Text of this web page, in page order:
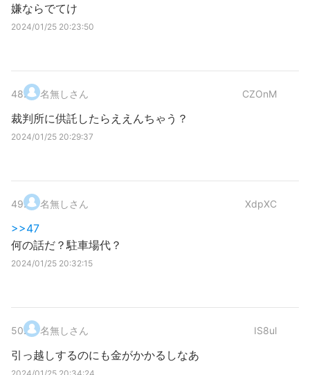
嫌ならでてけ
2024/01/25 20:23:50
48. 名無しさん CZOnM
裁判所に供託したらええんちゃう？
2024/01/25 20:29:37
49. 名無しさん XdpXC
>>47
何の話だ？駐車場代？
2024/01/25 20:32:15
50. 名無しさん IS8ul
引っ越しするのにも金がかかるしなあ